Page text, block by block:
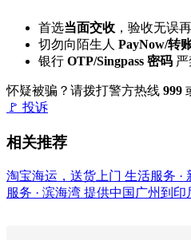
首选当面交收 ，验收无误
切勿向陌生人 PayNow/转
银行 OTP/Singpass 密码 严
怀疑被骗？请拨打警方热线 999
🚩 投诉
相关推荐
淘宝海运，送货上门 生活服务 ·
服务 · 滨海湾 提供中国广州到印